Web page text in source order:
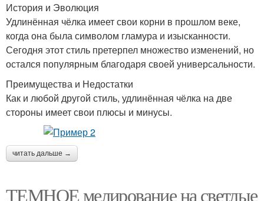
История и Эволюция
Удлинённая чёлка имеет свои корни в прошлом веке,
когда она была символом гламура и изысканности.
Сегодня этот стиль претерпел множество изменений, но
остался популярным благодаря своей универсальности.
Преимущества и Недостатки
Как и любой другой стиль, удлинённая чёлка на две
стороны имеет свои плюсы и минусы.
читать дальше →
ТЕМНОЕ мелирование на светлые